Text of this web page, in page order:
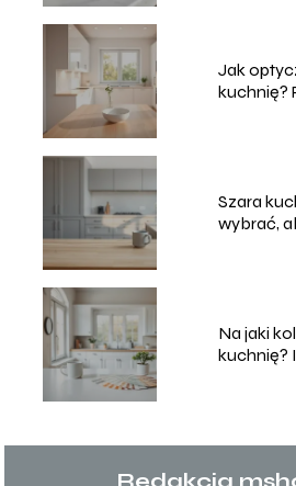
Jak
kuchnię?
Szara
wybrać,
Na jaki
kuchnię?